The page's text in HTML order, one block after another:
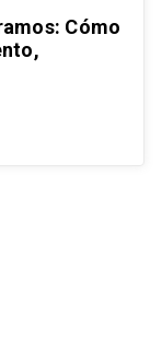
Cómo